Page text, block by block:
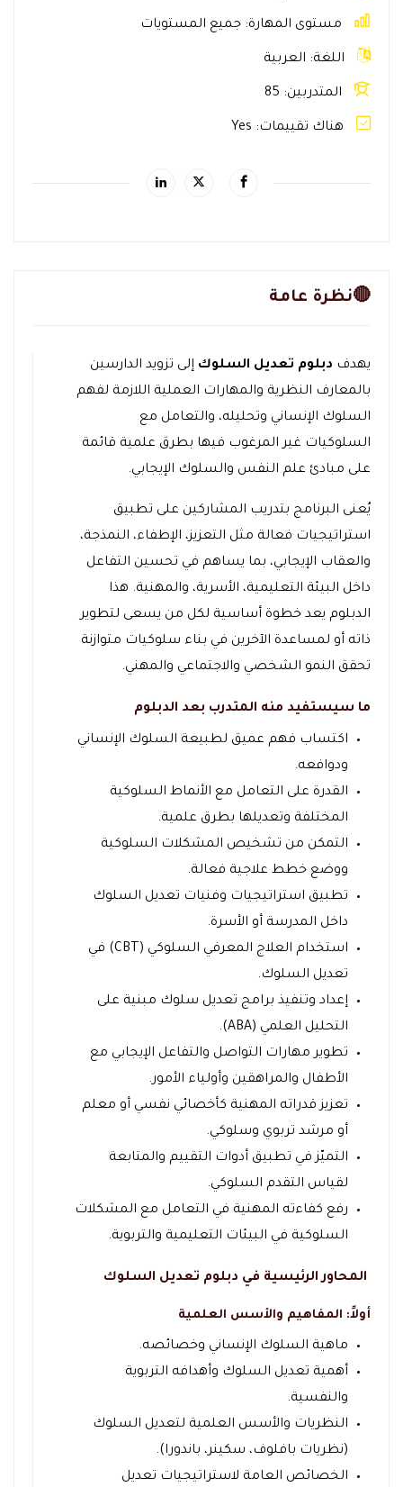
🔴نظرة عامة
يهدف دبلوم تعديل السلوك إلى تزويد الدارسين
بالمعارف النظرية والمهارات العملية اللازمة لفهم
السلوك الإنساني وتحليله، والتعامل مع
السلوكيات غير المرغوب فيها بطرق علمية قائمة
على مبادئ علم النفس والسلوك الإيجابي.
يُعنى البرنامج بتدريب المشاركين على تطبيق
استراتيجيات فعالة مثل التعزيز، الإطفاء، النمذجة،
والعقاب الإيجابي، بما يساهم في تحسين التفاعل
داخل البيئة التعليمية، الأسرية، والمهنية. هذا
الدبلوم يعد خطوة أساسية لكل من يسعى لتطوير
ذاته أو لمساعدة الآخرين في بناء سلوكيات متوازنة
تحقق النمو الشخصي والاجتماعي والمهني.
ما سيستفيد منه المتدرب بعد الدبلوم
اكتساب فهم عميق لطبيعة السلوك الإنساني
ودوافعه.
القدرة على التعامل مع الأنماط السلوكية
المختلفة وتعديلها بطرق علمية.
التمكن من تشخيص المشكلات السلوكية
ووضع خطط علاجية فعالة.
تطبيق استراتيجيات وفنيات تعديل السلوك
داخل المدرسة أو الأسرة.
استخدام العلاج المعرفي السلوكي (CBT) في
تعديل السلوك.
إعداد وتنفيذ برامج تعديل سلوك مبنية على
التحليل العلمي (ABA).
تطوير مهارات التواصل والتفاعل الإيجابي مع
الأطفال والمراهقين وأولياء الأمور.
تعزيز قدراته المهنية كأخصائي نفسي أو معلم
أو مرشد تربوي وسلوكي.
التميّز في تطبيق أدوات التقييم والمتابعة
لقياس التقدم السلوكي.
رفع كفاءته المهنية في التعامل مع المشكلات
السلوكية في البيئات التعليمية والتربوية.
المحاور الرئيسية في دبلوم تعديل السلوك
أولاً: المفاهيم والأسس العلمية
ماهية السلوك الإنساني وخصائصه.
أهمية تعديل السلوك وأهدافه التربوية
والنفسية.
النظريات والأسس العلمية لتعديل السلوك
(نظريات بافلوف، سكينر، باندورا).
الخصائص العامة لاستراتيجيات تعديل
مستوى المهارة جميع المستويات
اللغة العربية
المتدربين 85
هناك تقييمات Yes